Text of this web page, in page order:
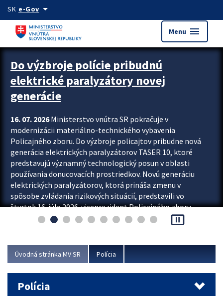
Preskocit na hlavný obsah
SK e-Govarrow_drop_down
Menu menu
Zastavit automatický posun upútavok
Do výzbroje polície pribudnú
elektrické paralyzátory novej
generácie
16. 07. 2026Ministerstvo vnútra SR pokračuje v
modernizácii materiálno-technického vybavenia
Policajného zboru. Do výzbroje policajtov pribudne nová
generácia elektrických paralyzátorov TASER 10, ktoré
predstavujú významný technologický posun v oblasti
používania donucovacích prostriedkov. Novú generáciu
elektrických paralyzátorov, ktorá prináša zmenu v
spôsobe zvládania rizikových situácií, predstavili vo
štvrtok 16. júla 2026 viceprezident Policajného zboru
Rastislav Polakovič a riaditeľ odboru výcviku...
pause_presentation
Úvodná stránka MV SR Polícia
Polícia